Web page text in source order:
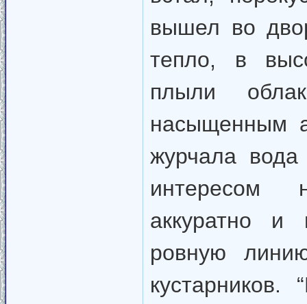
вышел во
тепло, в
плыли
насыщенным
журчала
интересом
аккуратно и
ровную